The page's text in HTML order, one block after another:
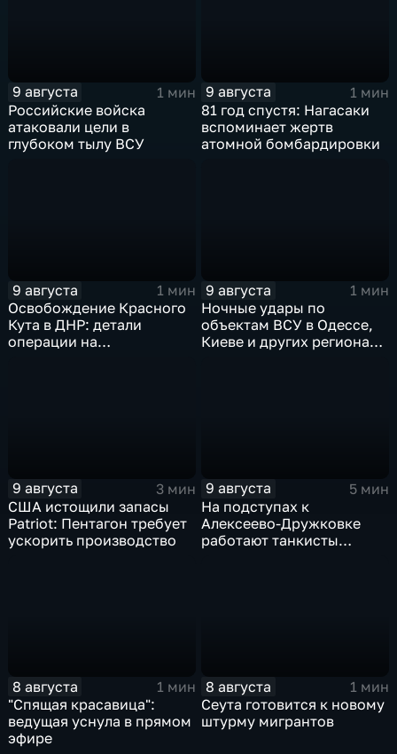
9 августа
1 мин
Российские войска
атаковали цели в
глубоком тылу ВСУ
9 августа
1 мин
81 год спустя: Нагасаки
вспоминает жертв
атомной бомбардировки
9 августа
1 мин
Освобождение Красного
Кута в ДНР: детали
операции на
9 августа
1 мин
Ночные удары по
объектам ВСУ в Одессе,
Киеве и других регионах
9 августа
3 мин
США истощили запасы
Patriot: Пентагон требует
ускорить производство
9 августа
5 мин
На подступах к
Алексеево-Дружковке
работают танкисты
8 августа
1 мин
"Спящая красавица":
ведущая уснула в прямом
эфире
8 августа
1 мин
Сеута готовится к новому
штурму мигрантов